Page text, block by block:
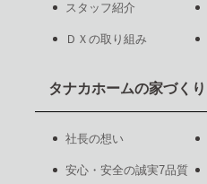
スタッフ紹介
ＤＸの取り組み
タナカホームの家づくり
社長の想い
安心・安全の誠実7品質